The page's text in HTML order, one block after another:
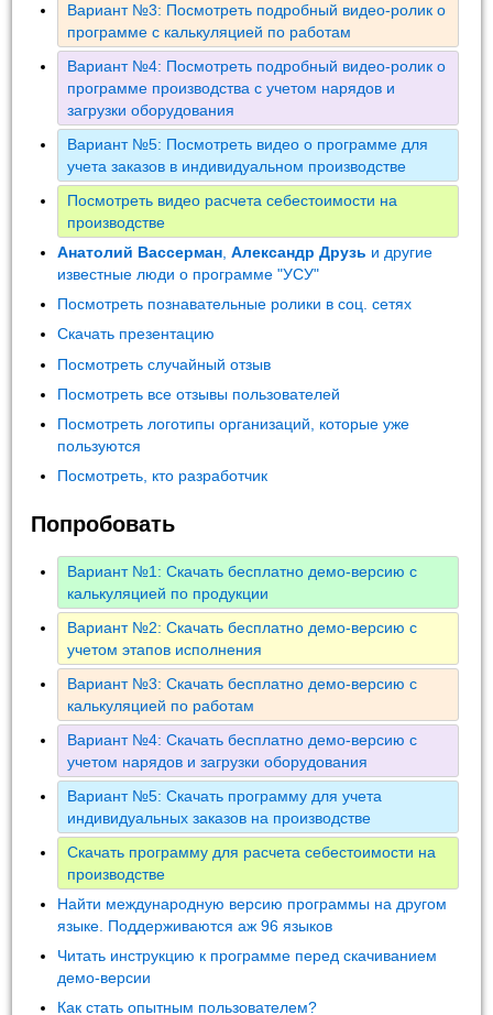
Вариант №3: Посмотреть подробный видео-ролик о
программе с калькуляцией по работам
Вариант №4: Посмотреть подробный видео-ролик о
программе производства с учетом нарядов и
загрузки оборудования
Вариант №5: Посмотреть видео о программе для
учета заказов в индивидуальном производстве
Посмотреть видео расчета себестоимости на
производстве
Анатолий Вассерман ,Александр Друзь и другие
известные люди о программе "УСУ"
Посмотреть познавательные ролики в соц. сетях
Скачать презентацию
Посмотреть случайный отзыв
Посмотреть все отзывы пользователей
Посмотреть логотипы организаций, которые уже
пользуются
Посмотреть, кто разработчик
Попробовать
Вариант №1: Скачать бесплатно демо-версию с
калькуляцией по продукции
Вариант №2: Скачать бесплатно демо-версию с
учетом этапов исполнения
Вариант №3: Скачать бесплатно демо-версию с
калькуляцией по работам
Вариант №4: Скачать бесплатно демо-версию с
учетом нарядов и загрузки оборудования
Вариант №5: Скачать программу для учета
индивидуальных заказов на производстве
Скачать программу для расчета себестоимости на
производстве
Найти международную версию программы на другом
языке. Поддерживаются аж 96 языков
Читать инструкцию к программе перед скачиванием
демо-версии
Как стать опытным пользователем?